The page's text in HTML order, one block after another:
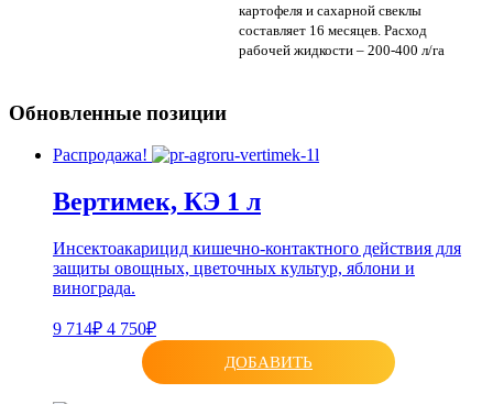
картофеля и сахарной свеклы
составляет 16 месяцев. Расход
рабочей жидкости – 200-400 л/га
Обновленные позиции
Распродажа!
Вертимек, КЭ 1 л
Инсектоакарицид кишечно-контактного действия для
защиты овощных, цветочных культур, яблони и
винограда.
9 714₽ 4 750₽
ДОБАВИТЬ